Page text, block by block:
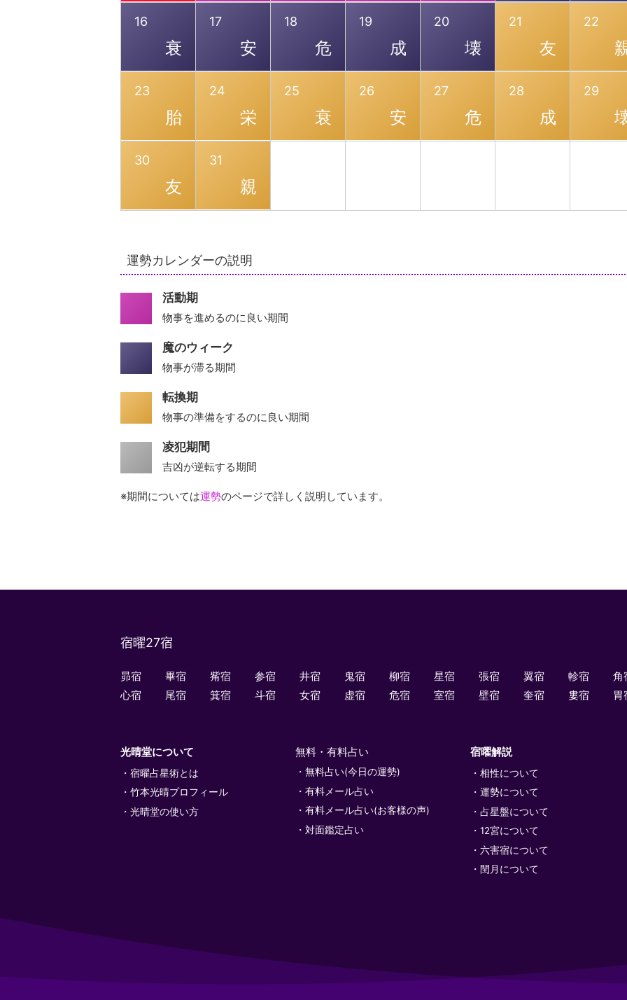
16
衰
17
安
18
危
19
成
20
壊
21
友
22
23
胎
24
栄
25
衰
26
安
27
危
28
成
29
30
友
31
親
運勢カレンダーの説明
活動期
物事を進めるのに良い期間
魔のウィーク
物事が滞る期間
転換期
物事の準備をするのに良い期間
凌犯期間
吉凶が逆転する期間
※期間については運勢のページで詳しく説明しています。
宿曜27宿
昴宿 畢宿 觜宿 参宿 井宿 鬼宿 柳宿 星宿 張宿 翼宿 軫宿
角
心宿
尾宿 箕宿 斗宿 女宿 虚宿 危宿 室宿 壁宿 奎宿 婁宿 胃
光晴堂について
宿曜占星術とは
竹本光晴プロフィール
光晴堂の使い方
無料・有料占い
無料占い(今日の運勢)
有料メール占い
有料メール占い(お客様の声)
対面鑑定占い
宿曜解説
相性について
運勢について
占星盤について
12宮について
六害宿について
閏月について